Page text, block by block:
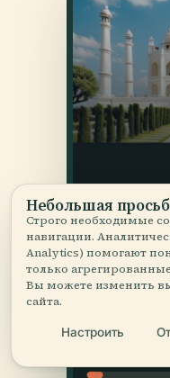
Небольшая
Строго необходимые
навигации.
Analytics) помогают
только
Вы можете изменить
сайта.
Настроить